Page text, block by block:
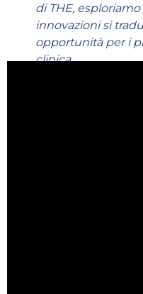
di THE,
innovazioni si
opportunità per i
clinica.